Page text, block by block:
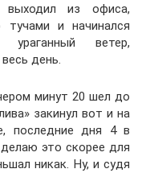
из офиса,
тучами и начинался
ветер,
день.
минут 20 шел до
закинул вот и на
последние дня 4 в
это скорее для
никак. Ну, и судя